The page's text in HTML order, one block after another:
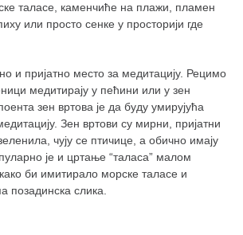
таласе, каменчиће на плажи, пламен
или просто сенке у просторији где
и пријатно место за медитацију. Рецимо
медитирају у пећини или у зен
зен вртова је да буду умирујућа
Зен вртови су мирни, пријатни
чују се птичице, а обично имају
је и цртање “таласа” малом
би имитирало морске таласе и
позадинска слика.